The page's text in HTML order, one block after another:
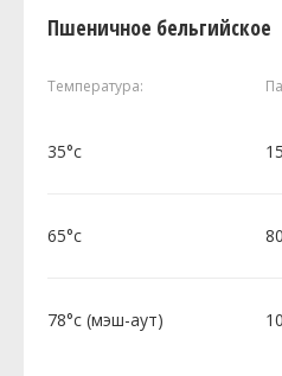
Пшеничное бельгийское
Температура:
35°c
65°c
78°c (мэш-аут)